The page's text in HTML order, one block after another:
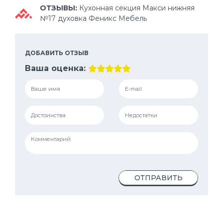
ОТЗЫВЫ: Кухонная секция Макси нижняя
№17 духовка Феникс Мебель
ДОБАВИТЬ ОТЗЫВ
Ваша оценка:
ОТПРАВИТЬ